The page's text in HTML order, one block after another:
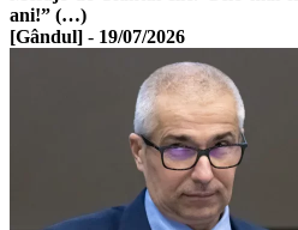
ani!” (…)
[Gândul] - 19/07/2026